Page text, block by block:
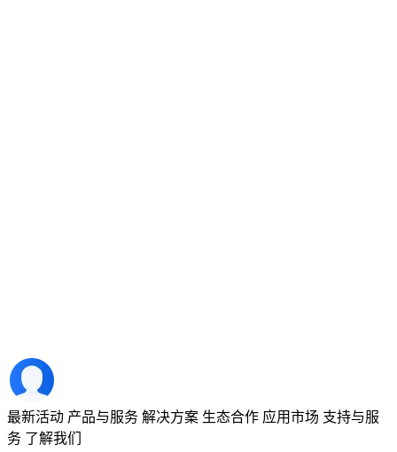
最新活动 产品与服务 解决方案 生态合作 应用市场 支持与服
务 了解我们